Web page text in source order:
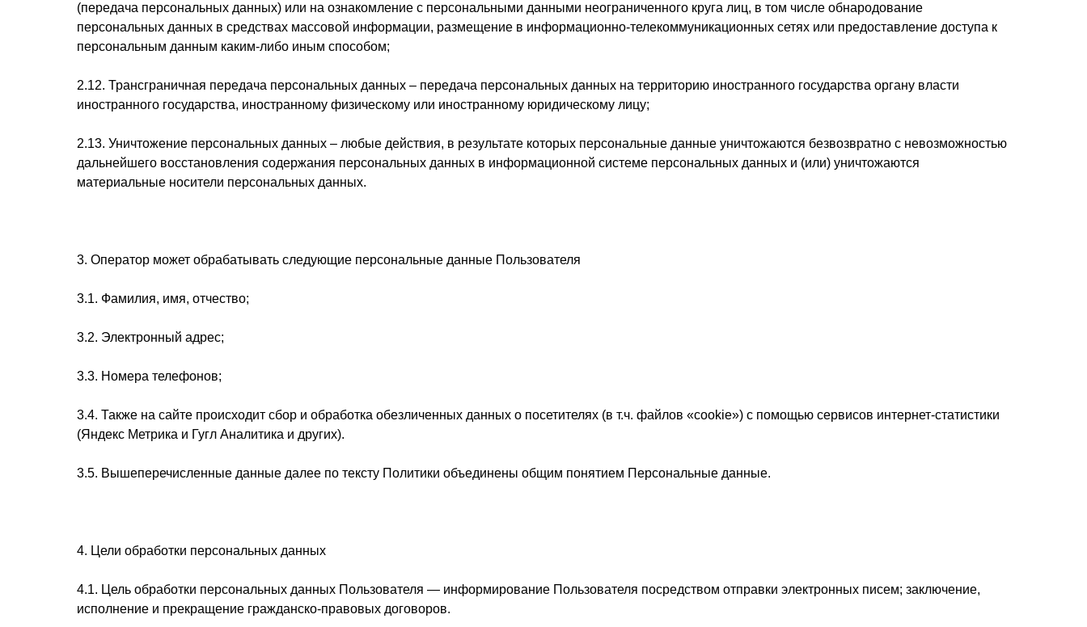
(передача персональных данных) или на ознакомление с персональными данными неограниченного круга лиц, в том числе обнародование
персональных данных в средствах массовой информации, размещение в информационно-телекоммуникационных сетях или предоставление доступа к
персональным данным каким-либо иным способом;
2.12. Трансграничная передача персональных данных – передача персональных данных на территорию иностранного государства органу власти
иностранного государства, иностранному физическому или иностранному юридическому лицу;
2.13. Уничтожение персональных данных – любые действия, в результате которых персональные данные уничтожаются безвозвратно с невозможностью
дальнейшего восстановления содержания персональных данных в информационной системе персональных данных и (или) уничтожаются
материальные носители персональных данных.
3. Оператор может обрабатывать следующие персональные данные Пользователя
3.1. Фамилия, имя, отчество;
3.2. Электронный адрес;
3.3. Номера телефонов;
3.4. Также на сайте происходит сбор и обработка обезличенных данных о посетителях (в т.ч. файлов «cookie») с помощью сервисов интернет-статистики
(Яндекс Метрика и Гугл Аналитика и других).
3.5. Вышеперечисленные данные далее по тексту Политики объединены общим понятием Персональные данные.
4. Цели обработки персональных данных
4.1. Цель обработки персональных данных Пользователя — информирование Пользователя посредством отправки электронных писем; заключение,
исполнение и прекращение гражданско-правовых договоров.